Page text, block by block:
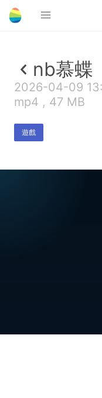
nb慕蝶
2026-04-09
mp4 , 47 MB
遊戲